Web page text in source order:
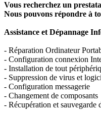
Vous recherchez un
Nous pouvons répondre à
Assistance et Dépannage
- Réparation Ordinateur
- Configuration connexion
- Installation de tout
- Suppression de virus et
- Configuration messagerie
- Changement de composants
- Récupération et sauvegarde